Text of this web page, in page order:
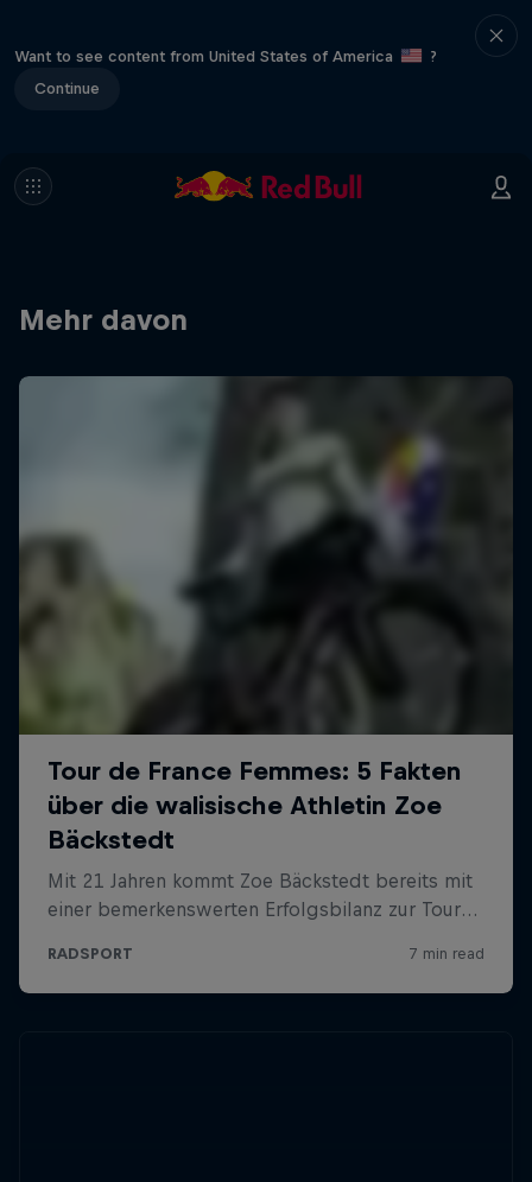
Want to see content from United States of America
?
Continue
Mehr davon